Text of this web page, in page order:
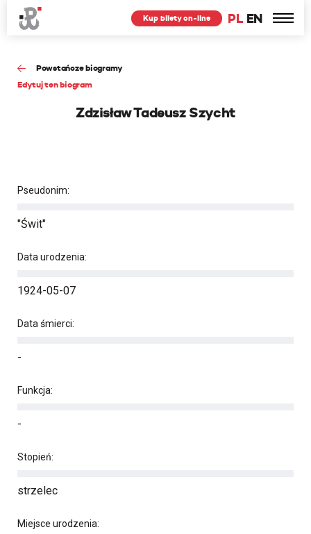
PL EN
Kup bilety on-line
Powstańcze biogramy
Edytuj ten biogram
Zdzisław Tadeusz Szycht
Pseudonim:
"Świt"
Data urodzenia:
1924-05-07
Data śmierci:
-
Funkcja:
-
Stopień:
strzelec
Miejsce urodzenia: